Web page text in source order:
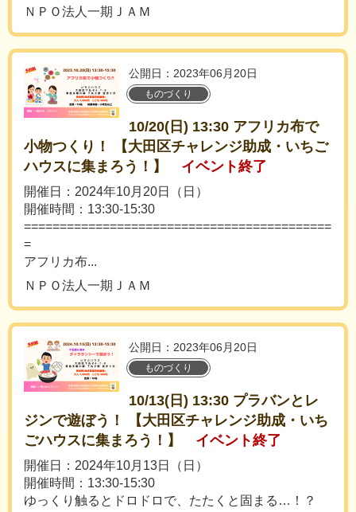
ＮＰＯ法人一期ＪＡＭ
公開日：2023年06月20日
ものづくり
10/20(日) 13:30 アフリカ布で
小物つくり！ 【大田区チャレンジ助成・いちご
ハウスに集まろう！】
イベント終了
開催日：2024年10月20日（日）
開催時間：13:30-15:30
===========================================
=
アフリカ布...
ＮＰＯ法人一期ＪＡＭ
公開日：2023年06月20日
ものづくり
10/13(日) 13:30 プラバンとレ
ジンで遊ぼう！ 【大田区チャレンジ助成・いち
ごハウスに集まろう！】
イベント終了
開催日：2024年10月13日（日）
開催時間：13:30-15:30
ゆっくり触るとドロドロで、たたくと固まる…！？